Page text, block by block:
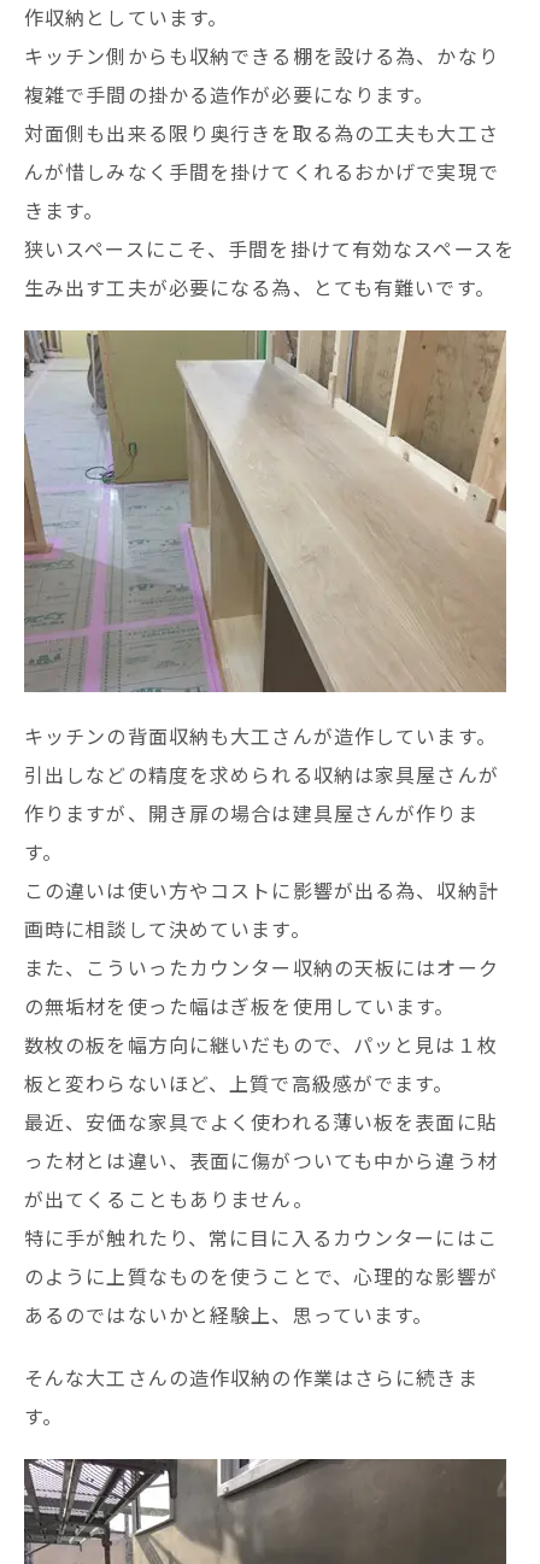
作収納としています。
キッチン側からも収納できる棚を設ける為、かなり
複雑で手間の掛かる造作が必要になります。
対面側も出来る限り奥行きを取る為の工夫も大工さ
んが惜しみなく手間を掛けてくれるおかげで実現で
きます。
狭いスペースにこそ、手間を掛けて有効なスペースを
生み出す工夫が必要になる為、とても有難いです。
キッチンの背面収納も大工さんが造作しています。
引出しなどの精度を求められる収納は家具屋さんが
作りますが、開き扉の場合は建具屋さんが作りま
す。
この違いは使い方やコストに影響が出る為、収納計
画時に相談して決めています。
また、こういったカウンター収納の天板にはオーク
の無垢材を使った幅はぎ板を使用しています。
数枚の板を幅方向に継いだもので、パッと見は１枚
板と変わらないほど、上質で高級感がでます。
最近、安価な家具でよく使われる薄い板を表面に貼
った材とは違い、表面に傷がついても中から違う材
が出てくることもありません。
特に手が触れたり、常に目に入るカウンターにはこ
のように上質なものを使うことで、心理的な影響が
あるのではないかと経験上、思っています。
そんな大工さんの造作収納の作業はさらに続きま
す。